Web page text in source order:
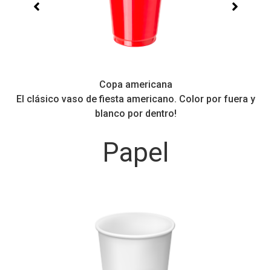
Copa americana
El clásico vaso de fiesta americano. Color por fuera y
blanco por dentro!
Papel